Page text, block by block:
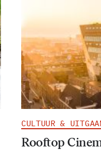
CULTUUR &
Rooftop